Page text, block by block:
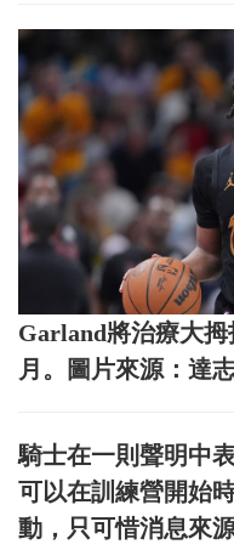
Garland將治療大拇
月。圖片來源：達
騎士在一則聲明中
可以在訓練營開始
動，只可惜消息來